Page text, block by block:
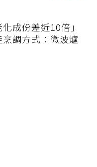
成份差近10倍」
調方式：微波爐